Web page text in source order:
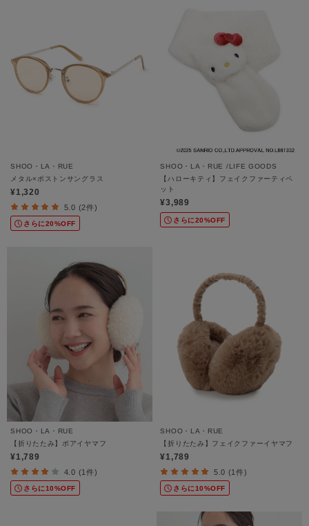
SHOO・LA・RUE
メタル×ボストンサングラス
¥1,320
5.0 (2件)
さらに20%OFF
SHOO・LA・RUE /LIFE GOODS
【ハローキティ】フェイクファーティペ
ット
¥3,989
さらに20%OFF
SHOO・LA・RUE
【折りたたみ】ボアイヤマフ
¥1,789
4.0 (1件)
さらに10%OFF
SHOO・LA・RUE
【折りたたみ】フェイクファーイヤマフ
¥1,789
5.0 (1件)
さらに10%OFF